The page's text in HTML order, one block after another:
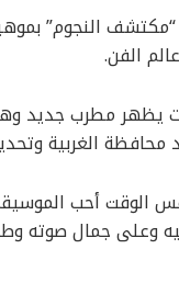
النجوم”
الفن.
يظهر مطرب جديد
الغربية
أحب
وعلى جمال صوته